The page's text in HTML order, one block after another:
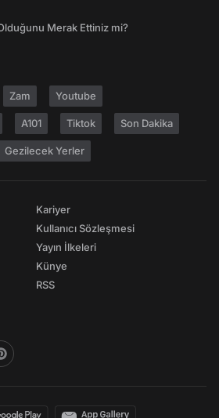
Merak Ettiniz mi?
Zam Youtube
A101 Tiktok Son Dakika
Gezilecek Yerler
Kariyer
Kullanıcı Sözleşmesi
Yayın İlkeleri
Künye
RSS